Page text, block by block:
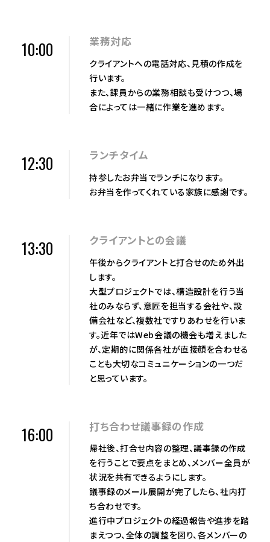
10:00 業務対応
クライアントへの電話対応、見積の作成を
行います。
また、課員からの業務相談も受けつつ、場
合によっては一緒に作業を進めます。
12:30 ランチタイム
持参したお弁当でランチになります。
お弁当を作ってくれている家族に感謝です。
13:30 クライアントとの会議
午後からクライアントと打合せのため外出
します。
大型プロジェクトでは、構造設計を行う当
社のみならず、意匠を担当する会社や、設
備会社など、複数社ですりあわせを行いま
す。近年ではWeb会議の機会も増えました
が、定期的に関係各社が直接顔を合わせる
ことも大切なコミュニケーションの一つだ
と思っています。
16:00 打ち合わせ議事録の作成
帰社後、打合せ内容の整理、議事録の作成
を行うことで要点をまとめ、メンバー全員が
状況を共有できるようにします。
議事録のメール展開が完了したら、社内打
ち合わせです。
進行中プロジェクトの経過報告や進捗を踏
まえつつ、全体の調整を図り、各メンバーの